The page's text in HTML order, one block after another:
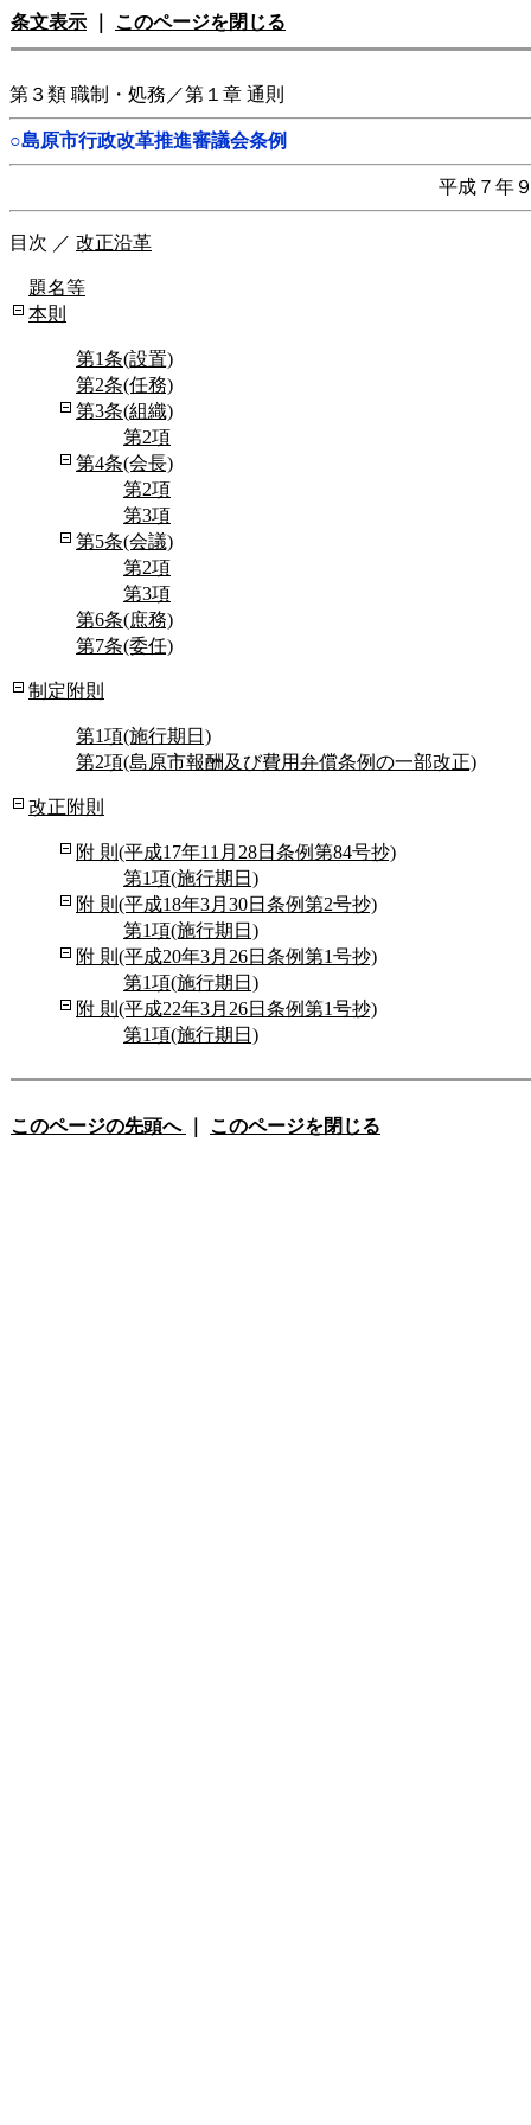
条文表示 このページを閉じる
第３類 職制・処務／第１章 通則
○島原市行政改革推進審議会条例
平成７年
目次 ／ 改正沿革
題名等
本則
第1条(設置)
第2条(任務)
第3条(組織)
第2項
第4条(会長)
第2項
第3項
第5条(会議)
第2項
第3項
第6条(庶務)
第7条(委任)
制定附則
第1項(施行期日)
第2項(島原市報酬及び費用弁償条例の一部改正)
改正附則
附 則(平成17年11月28日条例第84号抄)
第1項(施行期日)
附 則(平成18年3月30日条例第2号抄)
第1項(施行期日)
附 則(平成20年3月26日条例第1号抄)
第1項(施行期日)
附 則(平成22年3月26日条例第1号抄)
第1項(施行期日)
このページの先頭へ このページを閉じる